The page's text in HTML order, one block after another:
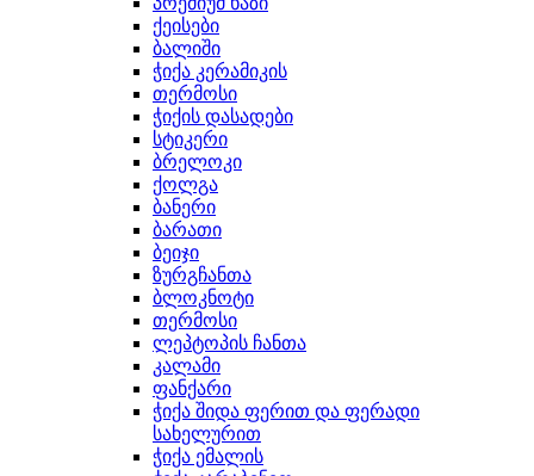
ქეისები
ბალიში
ჭიქა კერამიკის
თერმოსი
ჭიქის დასადები
სტიკერი
ბრელოკი
ქოლგა
ბანერი
ბარათი
ბეიჯი
ზურგჩანთა
ბლოკნოტი
თერმოსი
ლეპტოპის ჩანთა
კალამი
ფანქარი
ჭიქა შიდა ფერით და ფერადი
სახელურით
ჭიქა ემალის